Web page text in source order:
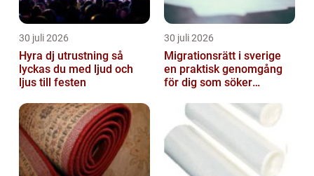
30 juli 2026
Hyra dj utrustning så
lyckas du med ljud och
ljus till festen
30 juli 2026
Migrationsrätt i sverige
en praktisk genomgång
för dig som söker